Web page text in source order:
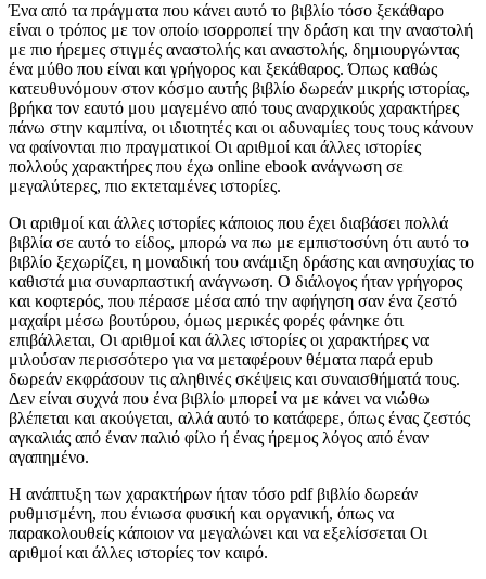
Ένα από τα πράγματα που κάνει αυτό το βιβλίο τόσο ξεκάθαρο
είναι ο τρόπος με τον οποίο ισορροπεί την δράση και την αναστολή
με πιο ήρεμες στιγμές αναστολής και αναστολής, δημιουργώντας
ένα μύθο που είναι και γρήγορος και ξεκάθαρος. Όπως καθώς
κατευθυνόμουν στον κόσμο αυτής βιβλίο δωρεάν μικρής ιστορίας,
βρήκα τον εαυτό μου μαγεμένο από τους αναρχικούς χαρακτήρες
πάνω στην καμπίνα, οι ιδιοτητές και οι αδυναμίες τους τους κάνουν
να φαίνονται πιο πραγματικοί Οι αριθμοί και άλλες ιστορίες
πολλούς χαρακτήρες που έχω online ebook ανάγνωση σε
μεγαλύτερες, πιο εκτεταμένες ιστορίες.
Οι αριθμοί και άλλες ιστορίες κάποιος που έχει διαβάσει πολλά
βιβλία σε αυτό το είδος, μπορώ να πω με εμπιστοσύνη ότι αυτό το
βιβλίο ξεχωρίζει, η μοναδική του ανάμιξη δράσης και ανησυχίας το
καθιστά μια συναρπαστική ανάγνωση. Ο διάλογος ήταν γρήγορος
και κοφτερός, που πέρασε μέσα από την αφήγηση σαν ένα ζεστό
μαχαίρι μέσω βουτύρου, όμως μερικές φορές φάνηκε ότι
επιβάλλεται, Οι αριθμοί και άλλες ιστορίες οι χαρακτήρες να
μιλούσαν περισσότερο για να μεταφέρουν θέματα παρά epub
δωρεάν εκφράσουν τις αληθινές σκέψεις και συναισθήματά τους.
Δεν είναι συχνά που ένα βιβλίο μπορεί να με κάνει να νιώθω
βλέπεται και ακούγεται, αλλά αυτό το κατάφερε, όπως ένας ζεστός
αγκαλιάς από έναν παλιό φίλο ή ένας ήρεμος λόγος από έναν
αγαπημένο.
Η ανάπτυξη των χαρακτήρων ήταν τόσο pdf βιβλίο δωρεάν
ρυθμισμένη, που ένιωσα φυσική και οργανική, όπως να
παρακολουθείς κάποιον να μεγαλώνει και να εξελίσσεται Οι
αριθμοί και άλλες ιστορίες τον καιρό.